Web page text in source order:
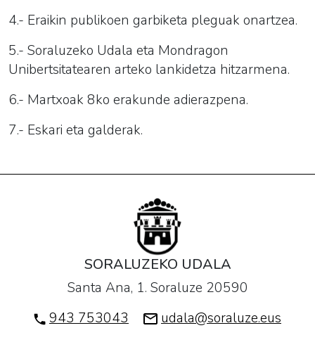
4.- Eraikin publikoen garbiketa pleguak onartzea.
5.- Soraluzeko Udala eta Mondragon
Unibertsitatearen arteko lankidetza hitzarmena.
6.- Martxoak 8ko erakunde adierazpena.
7.- Eskari eta galderak.
SORALUZEKO UDALA
Santa Ana, 1. Soraluze 20590
943 753043
udala@soraluze.eus